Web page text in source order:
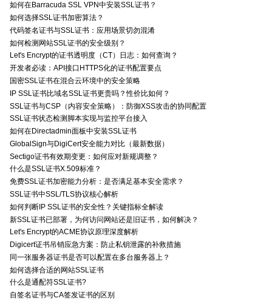
如何在Barracuda SSL VPN中安装SSL证书？
如何选择SSL证书加密算法？
代码签名证书与SSL证书：应用场景切勿混淆
如何检测网站SSL证书的安全级别？
Let's Encrypt的证书透明度（CT）日志：如何查询？
开发者必读：API接口HTTPS化的证书配置要点
国密SSL证书在混合云环境中的安全策略
IP SSL证书比域名SSL证书更贵吗？性价比如何？
SSL证书与CSP（内容安全策略）：防御XSS攻击的协同配置
SSL证书状态检测脚本实现与监控平台接入
如何在Directadmin面板中安装SSL证书
GlobalSign与DigiCert安全能力对比（最新数据）
Sectigo证书有效期变更：如何应对新规调整？
什么是SSL证书X.509标准？
免费SSL证书加密能力分析：是否满足基本安全需求？
SSL证书中SSL/TLS协议核心解析
如何判断IP SSL证书的安全性？关键指标全解读
新SSL证书已部署，为何访问网站还是旧证书，如何解决？
Let's Encrypt的ACME协议原理深度解析
Digicert证书吊销应急方案：防止私钥泄露的补救措施
同一张服务器证书是否可以配置在多台服务器上？
如何选择合适的网站SSL证书
什么是通配符SSL证书?
自签名证书与CA签发证书的区别